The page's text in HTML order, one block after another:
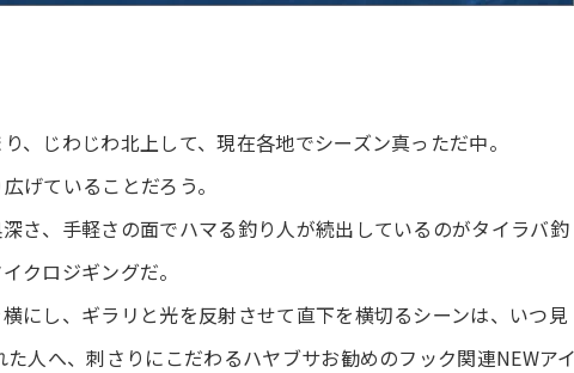
、じわじわ北上して、現在各地でシーズン真っただ中。
げていることだろう。
さ、手軽さの面でハマる釣り人が続出しているのがタイラバ釣
クロジギングだ。
にし、ギラリと光を反射させて直下を横切るシーンは、いつ見
人へ、刺さりにこだわるハヤブサお勧めのフック関連NEWアイ